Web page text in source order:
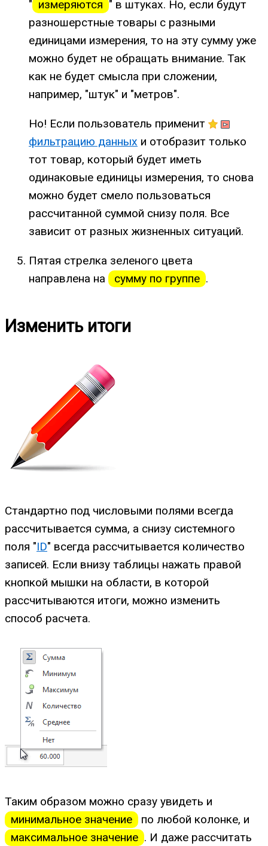
" измеряются " в штуках. Но, если будут
разношерстные товары с разными
единицами измерения, то на эту сумму уже
можно будет не обращать внимание. Так
как не будет смысла при сложении,
например, "штук" и "метров".
Но! Если пользователь применит
фильтрацию данных и отобразит только
тот товар, который будет иметь
одинаковые единицы измерения, то снова
можно будет смело пользоваться
рассчитанной суммой снизу поля. Все
зависит от разных жизненных ситуаций.
Пятая стрелка зеленого цвета
направлена на
сумму по группе .
Изменить итоги
Стандартно под числовыми полями всегда
рассчитывается сумма, а снизу системного
поля "ID" всегда рассчитывается количество
записей. Если внизу таблицы нажать правой
кнопкой мышки на области, в которой
рассчитываются итоги, можно изменить
способ расчета.
Таким образом можно сразу увидеть и
минимальное значение
по любой колонке, и
максимальное значение . И даже рассчитать